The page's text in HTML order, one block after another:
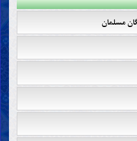
و طولانی؛ یادداشتی بر کتاب